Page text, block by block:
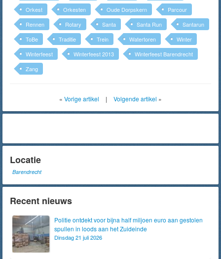
Orkest
Orkesten Oude Dorpskern
Parcour
Rennen
Rotary Santa Santa Run
Santarun
ToBe
Traditie Trein Watertoren
Winter
Winterfeest
Winterfeest 2013
Winterfeest Barendrecht
Zang
« Vorige artikel | Volgende artikel »
Locatie
Barendrecht
Recent nieuws
Politie ontdekt voor bijna half miljoen euro aan gestolen
spullen in loods aan het Zuideinde
Dinsdag 21 juli 2026